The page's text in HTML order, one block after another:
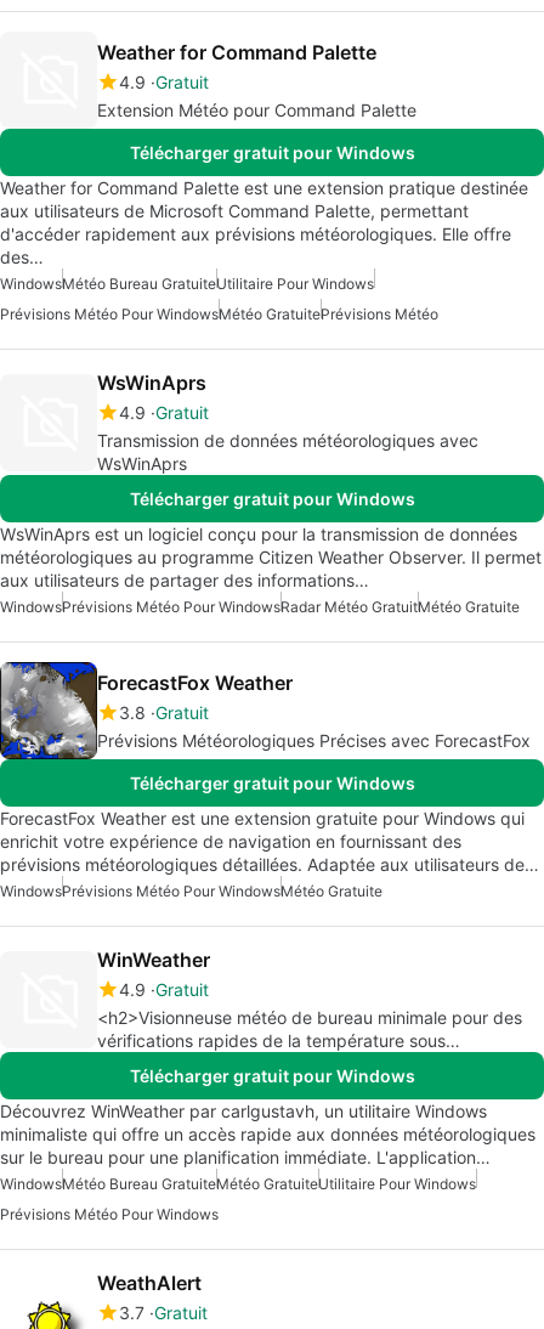
Weather for Command Palette
4.9 Gratuit
Extension Météo pour Command Palette
Télécharger gratuit pour Windows
Weather for Command Palette est une extension pratique destinée
aux utilisateurs de Microsoft Command Palette, permettant
d'accéder rapidement aux prévisions météorologiques. Elle offre
des…
WindowsMétéo Bureau GratuiteUtilitaire Pour Windows
Prévisions Météo Pour WindowsMétéo GratuitePrévisions Météo
WsWinAprs
4.9 Gratuit
Transmission de données météorologiques avec
WsWinAprs
Télécharger gratuit pour Windows
WsWinAprs est un logiciel conçu pour la transmission de données
météorologiques au programme Citizen Weather Observer. Il permet
aux utilisateurs de partager des informations…
WindowsPrévisions Météo Pour WindowsRadar Météo GratuitMétéo Gratuite
ForecastFox Weather
3.8 Gratuit
Prévisions Météorologiques Précises avec ForecastFox
Télécharger gratuit pour Windows
ForecastFox Weather est une extension gratuite pour Windows qui
enrichit votre expérience de navigation en fournissant des
prévisions météorologiques détaillées. Adaptée aux utilisateurs de…
WindowsPrévisions Météo Pour WindowsMétéo Gratuite
WinWeather
4.9 Gratuit
<h2>Visionneuse météo de bureau minimale pour des
vérifications rapides de la température sous
Windows</h2>
Télécharger gratuit pour Windows
Découvrez WinWeather par carlgustavh, un utilitaire Windows
minimaliste qui offre un accès rapide aux données météorologiques
sur le bureau pour une planification immédiate. L'application…
WindowsMétéo Bureau GratuiteMétéo GratuiteUtilitaire Pour Windows
Prévisions Météo Pour Windows
WeathAlert
3.7 Gratuit